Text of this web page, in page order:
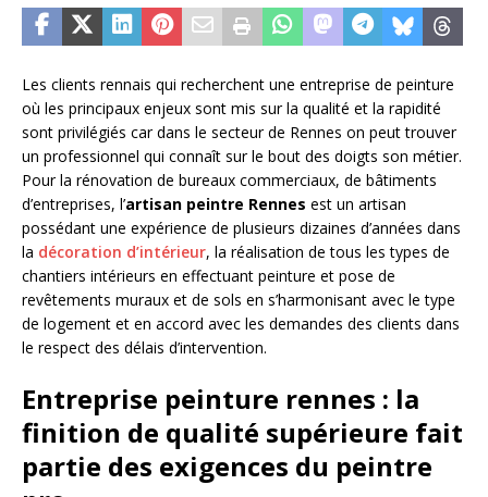
Les clients rennais qui recherchent une entreprise de peinture
où les principaux enjeux sont mis sur la qualité et la rapidité
sont privilégiés car dans le secteur de Rennes on peut trouver
un professionnel qui connaît sur le bout des doigts son métier.
Pour la rénovation de bureaux commerciaux, de bâtiments
d’entreprises, l’artisan peintre Rennes est un artisan
possédant une expérience de plusieurs dizaines d’années dans
la décoration d’intérieur, la réalisation de tous les types de
chantiers intérieurs en effectuant peinture et pose de
revêtements muraux et de sols en s’harmonisant avec le type
de logement et en accord avec les demandes des clients dans
le respect des délais d’intervention.
Entreprise peinture rennes : la
finition de qualité supérieure fait
partie des exigences du peintre